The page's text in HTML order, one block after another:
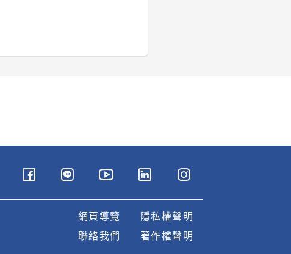
網頁導覽
聯絡我們
隱私權聲明
著作權聲明